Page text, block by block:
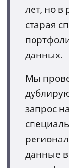
лет, но в
старая
данных.
Мы
запрос
данные в